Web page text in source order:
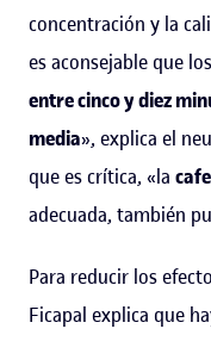
concentración y la
es aconsejable que
entre cinco y diez
media», explica el
que es crítica, «la
adecuada, también
Para reducir los
Ficapal explica que